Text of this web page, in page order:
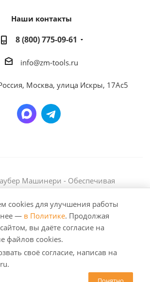
Наши контакты
8 (800) 775-09-61
info@zm-tools.ru
Москва, улица Искры, 17Ас5
Машинери - Обеспечивая
либо копирование материалов или
сайта, элементов дизайна и
допускается лишь с разрешения
и только со ссылкой на источник:
https://zm-tools.ru
cookies для улучшения работы
— в Политике. Продолжая
вы даёте согласие на
файлов cookies.
своё согласие, написав на